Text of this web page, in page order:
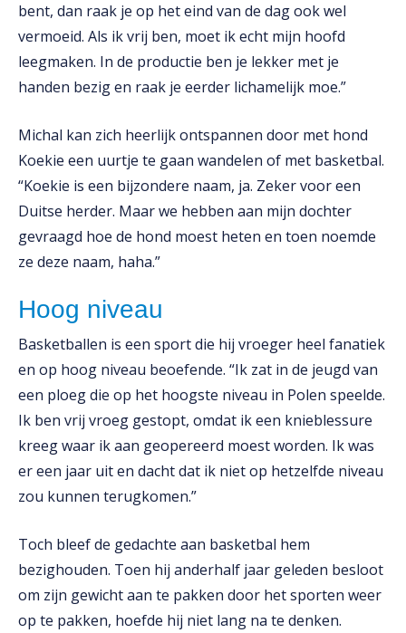
bent, dan raak je op het eind van de dag ook wel
vermoeid. Als ik vrij ben, moet ik echt mijn hoofd
leegmaken. In de productie ben je lekker met je
handen bezig en raak je eerder lichamelijk moe.”
Michal kan zich heerlijk ontspannen door met hond
Koekie een uurtje te gaan wandelen of met basketbal.
“Koekie is een bijzondere naam, ja. Zeker voor een
Duitse herder. Maar we hebben aan mijn dochter
gevraagd hoe de hond moest heten en toen noemde
ze deze naam, haha.”
Hoog niveau
Basketballen is een sport die hij vroeger heel fanatiek
en op hoog niveau beoefende. “Ik zat in de jeugd van
een ploeg die op het hoogste niveau in Polen speelde.
Ik ben vrij vroeg gestopt, omdat ik een knieblessure
kreeg waar ik aan geopereerd moest worden. Ik was
er een jaar uit en dacht dat ik niet op hetzelfde niveau
zou kunnen terugkomen.”
Toch bleef de gedachte aan basketbal hem
bezighouden. Toen hij anderhalf jaar geleden besloot
om zijn gewicht aan te pakken door het sporten weer
op te pakken, hoefde hij niet lang na te denken.